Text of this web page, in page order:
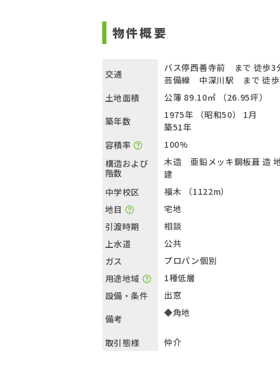
物件概要
交通
バス停西善寺前 まで 徒歩3
芸備線 中深川駅 まで 徒
土地面積
公簿 89.10㎡ （26.95坪）
築年数
1975年 （昭和50） 1月
築51年
容積率
100%
構造および
階数
木造 亜鉛メッキ鋼板葺 造
建
中学校区
福木 （1122m）
地目
宅地
引渡時期
相談
上水道
公共
ガス
プロパン個別
用途地域
1種低層
設備・条件
出窓
備考
◆角地
取引態様 仲介